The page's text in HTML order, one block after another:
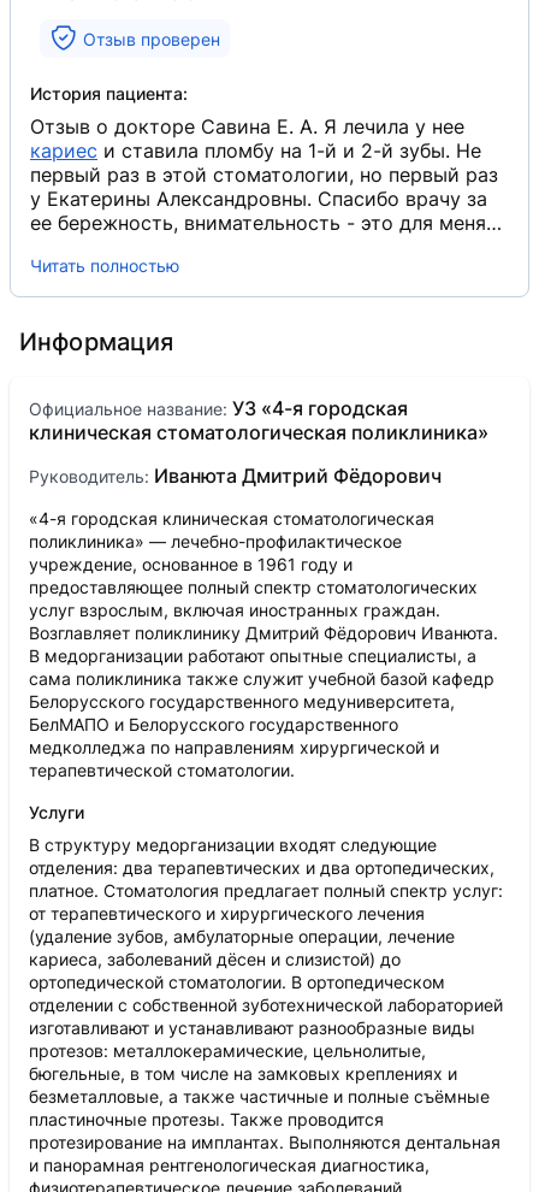
Отзыв проверен
История пациента:
Отзыв о докторе Савина Е. А. Я лечила у нее
кариес ​ и ставила пломбу на 1-й и 2-й зубы. Не
первый раз в этой стоматологии, но первый раз
у Екатерины Александровны. Спасибо врачу за
ее бережность, внимательность - это для меня
касается лечения у стоматолога. Я лечила зубы
как-то в известной коммерческой клинике, и
понравилось меньше, чем у Екатерины
еще.
Читать полностью
Информация
Официальное название: УЗ «4-я городская
клиническая стоматологическая поликлиника»
Руководитель: Иванюта Дмитрий Фёдорович
«4-я городская клиническая стоматологическая
поликлиника» — лечебно-профилактическое
учреждение, основанное в 1961 году и
предоставляющее полный спектр стоматологических
услуг взрослым, включая иностранных граждан.
Возглавляет поликлинику Дмитрий Фёдорович Иванюта.
В медорганизации работают опытные специалисты, а
сама поликлиника также служит учебной базой кафедр
Белорусского государственного медуниверситета,
БелМАПО и Белорусского государственного
медколледжа по направлениям хирургической и
терапевтической стоматологии.
Услуги
В структуру медорганизации входят следующие
отделения: два терапевтических и два ортопедических,
платное. Стоматология предлагает полный спектр услуг:
от терапевтического и хирургического лечения
(удаление зубов, амбулаторные операции, лечение
кариеса, заболеваний дёсен и слизистой) до
ортопедической стоматологии. В ортопедическом
отделении с собственной зуботехнической лабораторией
изготавливают и устанавливают разнообразные виды
протезов: металлокерамические, цельнолитые,
бюгельные, в том числе на замковых креплениях и
безметалловые, а также частичные и полные съёмные
пластиночные протезы. Также проводится
протезирование на имплантах. Выполняются дентальная
и панорамная рентгенологическая диагностика,
физиотерапевтическое лечение заболеваний